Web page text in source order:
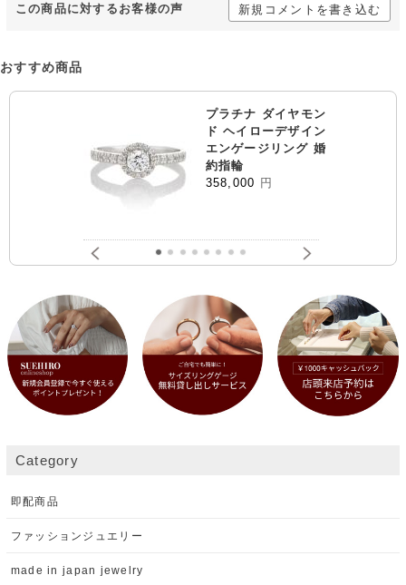
この商品に対するお客様の声 新規コメントを書き込む
おすすめ商品
プラチナ ダイヤモン
ド ヘイローデザイン
エンゲージリング 婚
約指輪
358,000 円
Category
即配商品
ファッションジュエリー
made in japan jewelry